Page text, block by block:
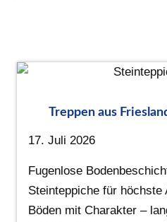
Treppen aus
17. Juli 2026
Fugenlose
Steinteppiche für höchste
Böden mit Charakter –